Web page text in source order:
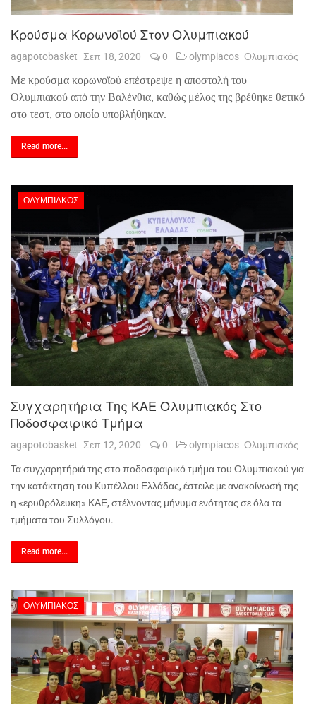
Κρούσμα Κορωνοϊού Στον Ολυμπιακού
agapotobasket Σεπ 18, 2020 0 olympiacos Ολυμπιακός
Με κρούσμα κορωνοϊού επέστρεψε η αποστολή του
Ολυμπιακού από την Βαλένθια, καθώς μέλος της βρέθηκε θετικό
στο τεστ, στο οποίο υποβλήθηκαν.
Read more...
ΟΛΥΜΠΙΑΚΌΣ
Συγχαρητήρια Της ΚΑΕ Ολυμπιακός Στο
Ποδοσφαιρικό Τμήμα
agapotobasket Σεπ 12, 2020 0 olympiacos Ολυμπιακός
Τα συγχαρητήριά της στο ποδοσφαιρικό τμήμα του Ολυμπιακού για
την κατάκτηση του Κυπέλλου Ελλάδας, έστειλε με ανακοίνωσή της
η «ερυθρόλευκη» ΚΑΕ, στέλνοντας μήνυμα ενότητας σε όλα τα
τμήματα του Συλλόγου.
Read more...
ΟΛΥΜΠΙΑΚΌΣ